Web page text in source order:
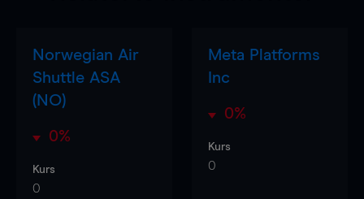
Norwegian Air
Shuttle ASA
(NO)
0%
Kurs
0
Meta Platforms
Inc
0%
Kurs
0